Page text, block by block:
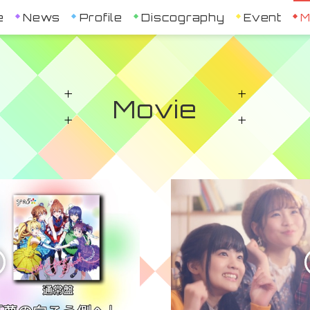
News Profile Discography Event
Movie